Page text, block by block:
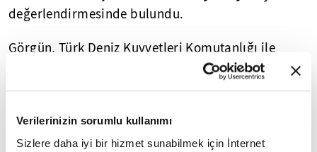
Verilerinizin sorumlu kullanımı
Sizlere daha iyi bir hizmet sunabilmek için İnternet
değerlendirmesinde bulundu.
Görgün, Türk Deniz Kuvvetleri Komutanlığı ile
diğer dost ve müttefik ülkelerin deniz kuvvetlerinin
yakın hava savunma ihtiyaçlarının bu sistemle
şunları kaydetti: